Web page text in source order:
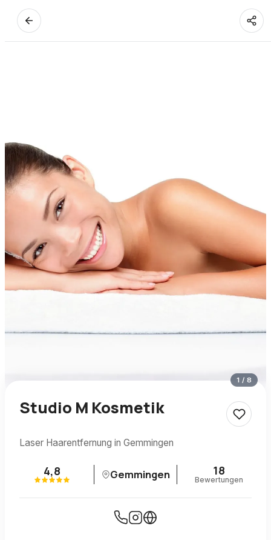
1 / 8
Studio M Kosmetik
Laser Haarentfernung in Gemmingen
4,8 Gemmingen 18
Bewertungen